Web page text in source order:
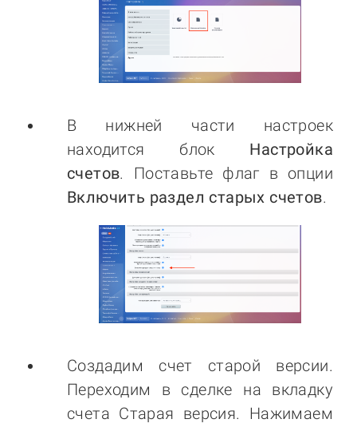
В нижней части настроек
находится блок Настройка
счетов. Поставьте флаг в опции
Включить раздел старых счетов.
Создадим счет старой версии.
Переходим в сделке на вкладку
счета Старая версия. Нажимаем